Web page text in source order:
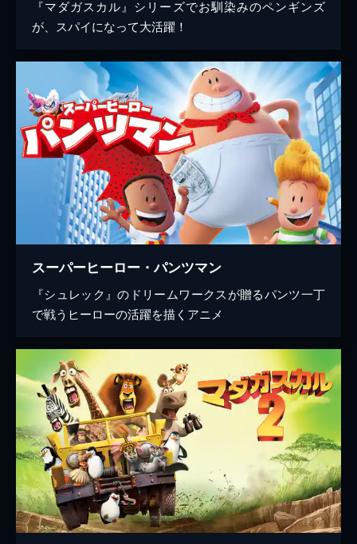
『マダガスカル』シリーズでお馴染みのペンギンズ
が、スパイになって大活躍！
スーパーヒーロー・パンツマン
『シュレック』のドリームワークスが贈るパンツ一丁
で戦うヒーローの活躍を描くアニメ